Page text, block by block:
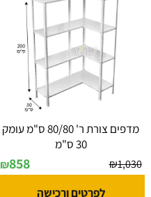
מדפים צורת ר' 80/80 ס"מ עומק
30 ס"מ
₪1,030
₪858
לפרטים ורכישה